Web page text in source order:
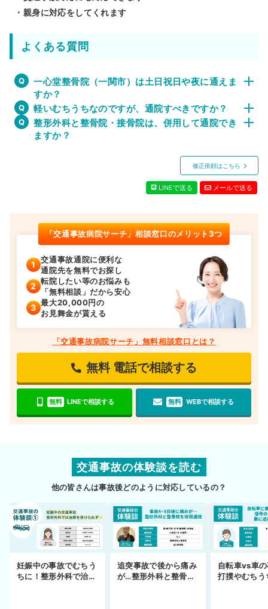
・親身に対応をしてくれます
よくある質問
一心堂整骨院（一関市）は土日祝日や夜に通えま
すか？
軽いむちうちなのですが、通院すべきですか？
整形外科と整骨院・接骨院は、併用して通院でき
ますか？
修正依頼はこちら
LINEで送る メールで送る
「交通事故病院サーチ」相談窓口のメリット3つ
交通事故通院に便利な
通院先を無料でお探し
転院したい等のお悩みも
「無料相談」だから安心
最大20,000円の
お見舞金が貰える
「交通事故病院サーチ」無料相談窓口とは？
無料 電話で相談する
無料 LINEで相談する 無料 WEBで相談する
交通事故の体験談を読む
他の皆さんは事故後どのように対応しているの？
妊娠中の事故でむちう
ちに！整形外科で治療
追突事故で後から痛み
が…整形外科と整骨院
自転車vs車
打撲やむちう